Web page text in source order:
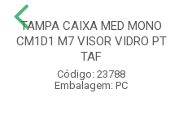
TAMPA CAIXA MED MONO
CM1D1 M7 VISOR VIDRO PT
TAF
Código: 23788
Embalagem: PC